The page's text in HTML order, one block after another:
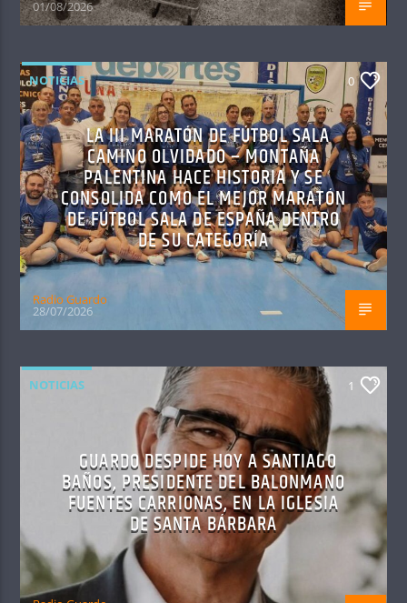
01/08/2026
NOTICIAS 0
LA III MARATÓN DE FÚTBOL SALA
CAMINO OLVIDADO – MONTAÑA
PALENTINA HACE HISTORIA Y SE
CONSOLIDA COMO EL MEJOR MARATÓN
DE FÚTBOL SALA DE ESPAÑA DENTRO
DE SU CATEGORÍA
Radio Guardo
28/07/2026
NOTICIAS 1
GUARDO DESPIDE HOY A SANTIAGO
BAÑOS, PRESIDENTE DEL BALONMANO
FUENTES CARRIONAS, EN LA IGLESIA
DE SANTA BÁRBARA